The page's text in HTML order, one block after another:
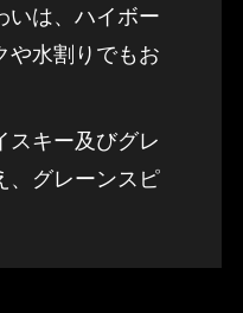
いは、ハイボー
や水割りでもお
キー及びグレ
、グレーンスピ